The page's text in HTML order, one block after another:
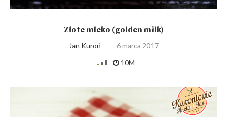
Złote mleko (golden milk)
Jan Kuroń
6 marca 2017
10M